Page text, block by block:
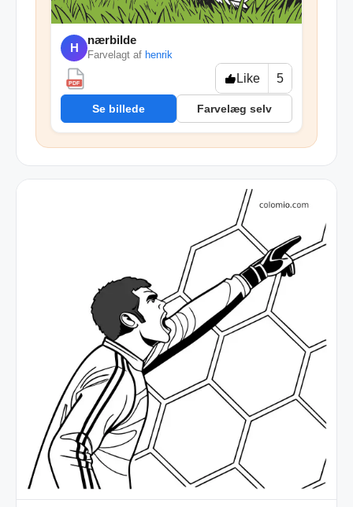
H
nærbilde
Farvelagt af henrik
PDF Like 5
Se billede Farvelæg selv